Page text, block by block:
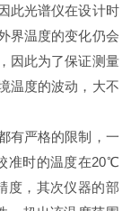
此光谱仪在设计时
界温度的变化仍会
因此为了保证测量
温度的波动，大不
有严格的限制，一
准时的温度在20℃
度，其次仪器的部